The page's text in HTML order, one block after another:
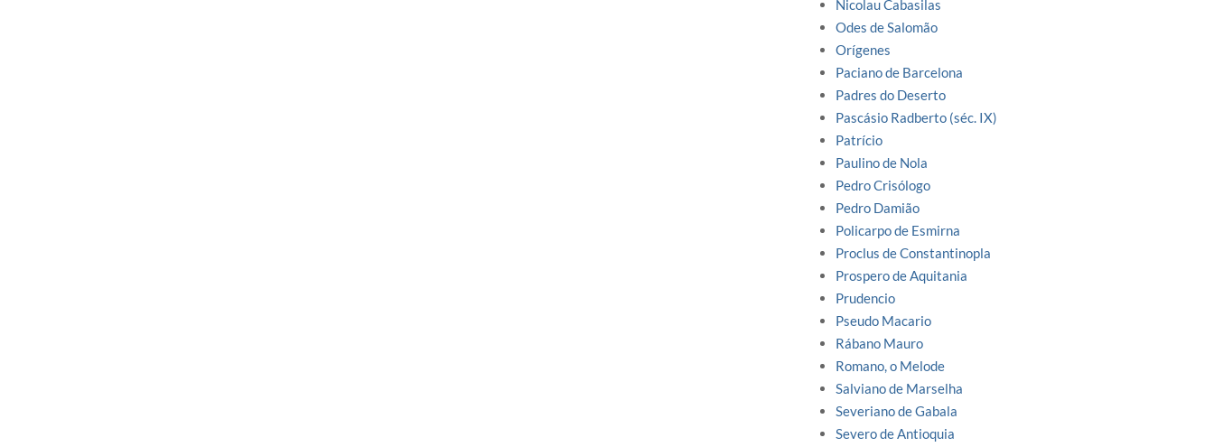
Nicolau Cabasilas
Odes de Salomão
Orígenes
Paciano de Barcelona
Padres do Deserto
Pascásio Radberto (séc. IX)
Patrício
Paulino de Nola
Pedro Crisólogo
Pedro Damião
Policarpo de Esmirna
Proclus de Constantinopla
Prospero de Aquitania
Prudencio
Pseudo Macario
Rábano Mauro
Romano, o Melode
Salviano de Marselha
Severiano de Gabala
Severo de Antioquia